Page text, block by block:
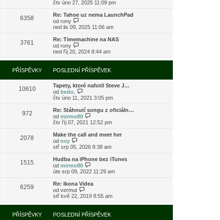
ě
e
ř
s
ě
e
o
l
d
í
ř
í
s
p
ě
v
e
k
o
r
z
i
p
o
s
l
e
d
í
ř
í
p
ě
v
k
čtv úno 27, 2025 11:09 pm
6358
Re: Tahoe uz nema LaunchPad
od rony
o
r
z
i
t
p
o
s
l
e
d
í
p
ř
í
p
ě
v
k
ned lis 09, 2025 11:06 am
3761
Re: Timemachine na NAS
od rony
o
r
a
z
i
t
p
o
l
e
d
í
ř
í
s
p
ě
v
k
ned říj 20, 2024 8:44 am
PŘÍSPĚVKY POSLEDNÍ PŘÍSPĚVEK
10610
Tapety, ktoré nafotil Steve J…
od bedo.
o
r
a
z
i
t
p
o
s
e
d
n
p
ř
í
s
ě
čtv úno 11, 2021 3:05 pm
972
Re: Stáhnutí songu z oficiáln…
od mirmo80
o
r
z
p
o
s
e
n
í
ř
čtv říj 07, 2021 12:52 pm
2078
Make the call and meet her
od nvy
o
r
a
z
t
p
o
s
l
e
d
stř srp 05, 2026 8:38 am
1515
Hudba na iPhone bez iTunes
od mirmo80
o
r
z
t
p
o
úte srp 09, 2022 11:29 am
6259
Re: Ikona Videa
od vermut
o
r
a
z
stř kvě 22, 2019 8:55 am
PŘÍSPĚVKY POSLEDNÍ PŘÍSPĚVEK